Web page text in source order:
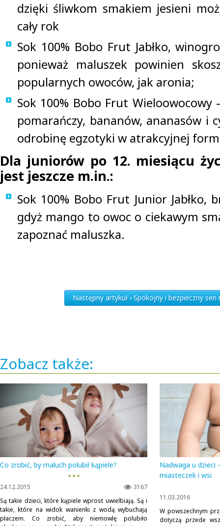
dzięki śliwkom smakiem jesieni
cały rok
Sok 100% Bobo Frut Jabłko,
ponieważ maluszek powinien
popularnych owoców, jak aronia;
Sok 100% Bobo Frut Wieloowocowy
pomarańczy, bananów, ananasów i
odrobinę egzotyki w atrakcyjnej
Dla juniorów po 12. miesiącu
jest jeszcze m.in.:
Sok 100% Bobo Frut Junior Jabłko,
gdyż mango to owoc o ciekawym
zapoznać maluszka.
Następny artykuł › Spokojny i bezpieczny
Zobacz także:
Co zrobić, by maluch polubił kąpiele?
▪ ▪ ▪
3167
24.12.2015
Są takie dzieci, które kąpiele wprost uwielbiają. Są i
takie, które na widok wanienki z wodą wybuchają
płaczem. Co zrobić, aby niemowlę polubiło
Nadwaga u dzieci
miasteczek i wsi
11.03.2016
W powszechnym
dotyczą przede